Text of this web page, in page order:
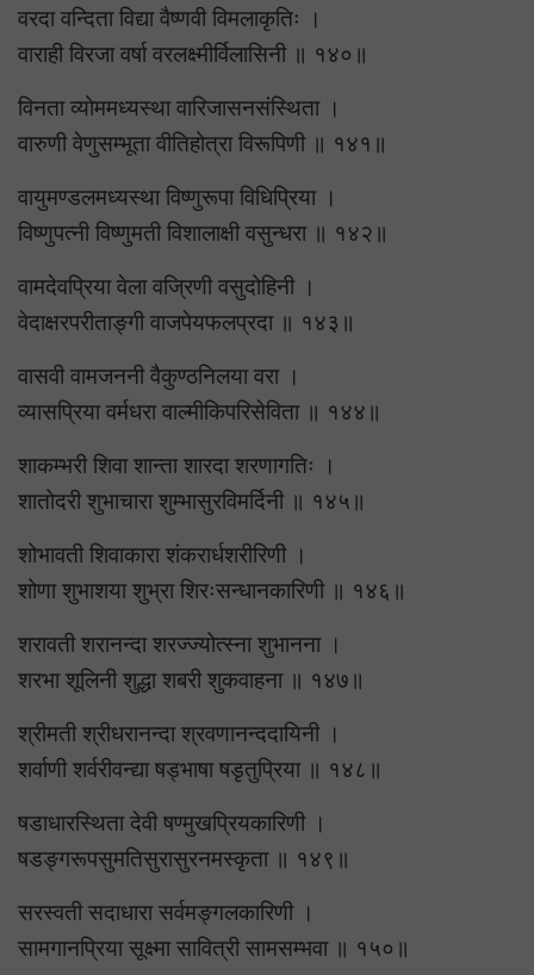
वरदा वन्दिता विद्या वैष्णवी विमलाकृतिः ।
वाराही विरजा वर्षा वरलक्ष्मीर्विलासिनी ॥ १४०॥
विनता व्योममध्यस्था वारिजासनसंस्थिता ।
वारुणी वेणुसम्भूता वीतिहोत्रा विरूपिणी ॥ १४१॥
वायुमण्डलमध्यस्था विष्णुरूपा विधिप्रिया ।
विष्णुपत्नी विष्णुमती विशालाक्षी वसुन्धरा ॥ १४२॥
वामदेवप्रिया वेला वज्रिणी वसुदोहिनी ।
वेदाक्षरपरीताङ्गी वाजपेयफलप्रदा ॥ १४३॥
वासवी वामजननी वैकुण्ठनिलया वरा ।
व्यासप्रिया वर्मधरा वाल्मीकिपरिसेविता ॥ १४४॥
शाकम्भरी शिवा शान्ता शारदा शरणागतिः ।
शातोदरी शुभाचारा शुम्भासुरविमर्दिनी ॥ १४५॥
शोभावती शिवाकारा शंकरार्धशरीरिणी ।
शोणा शुभाशया शुभ्रा शिरःसन्धानकारिणी ॥ १४६॥
शरावती शरानन्दा शरज्ज्योत्स्ना शुभानना ।
शरभा शूलिनी शुद्धा शबरी शुकवाहना ॥ १४७॥
श्रीमती श्रीधरानन्दा श्रवणानन्ददायिनी ।
शर्वाणी शर्वरीवन्द्या षड्भाषा षडृतुप्रिया ॥ १४८॥
षडाधारस्थिता देवी षण्मुखप्रियकारिणी ।
षडङ्गरूपसुमतिसुरासुरनमस्कृता ॥ १४९॥
सरस्वती सदाधारा सर्वमङ्गलकारिणी ।
सामगानप्रिया सूक्ष्मा सावित्री सामसम्भवा ॥ १५०॥